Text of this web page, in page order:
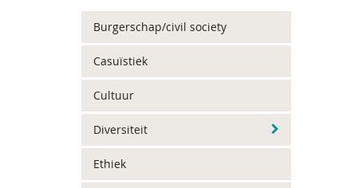
Burgerschap/civil society
Casuïstiek
Cultuur
Diversiteit
Ethiek